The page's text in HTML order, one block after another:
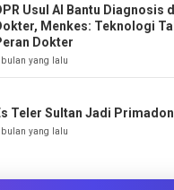
Usul AI Bantu Diagnosis
Menkes: Teknologi
Dokter
bulan yang lalu
Teler Sultan Jadi
bulan yang lalu